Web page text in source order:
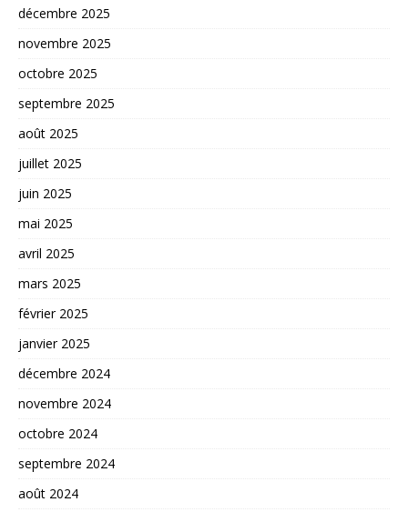
décembre 2025
novembre 2025
octobre 2025
septembre 2025
août 2025
juillet 2025
juin 2025
mai 2025
avril 2025
mars 2025
février 2025
janvier 2025
décembre 2024
novembre 2024
octobre 2024
septembre 2024
août 2024